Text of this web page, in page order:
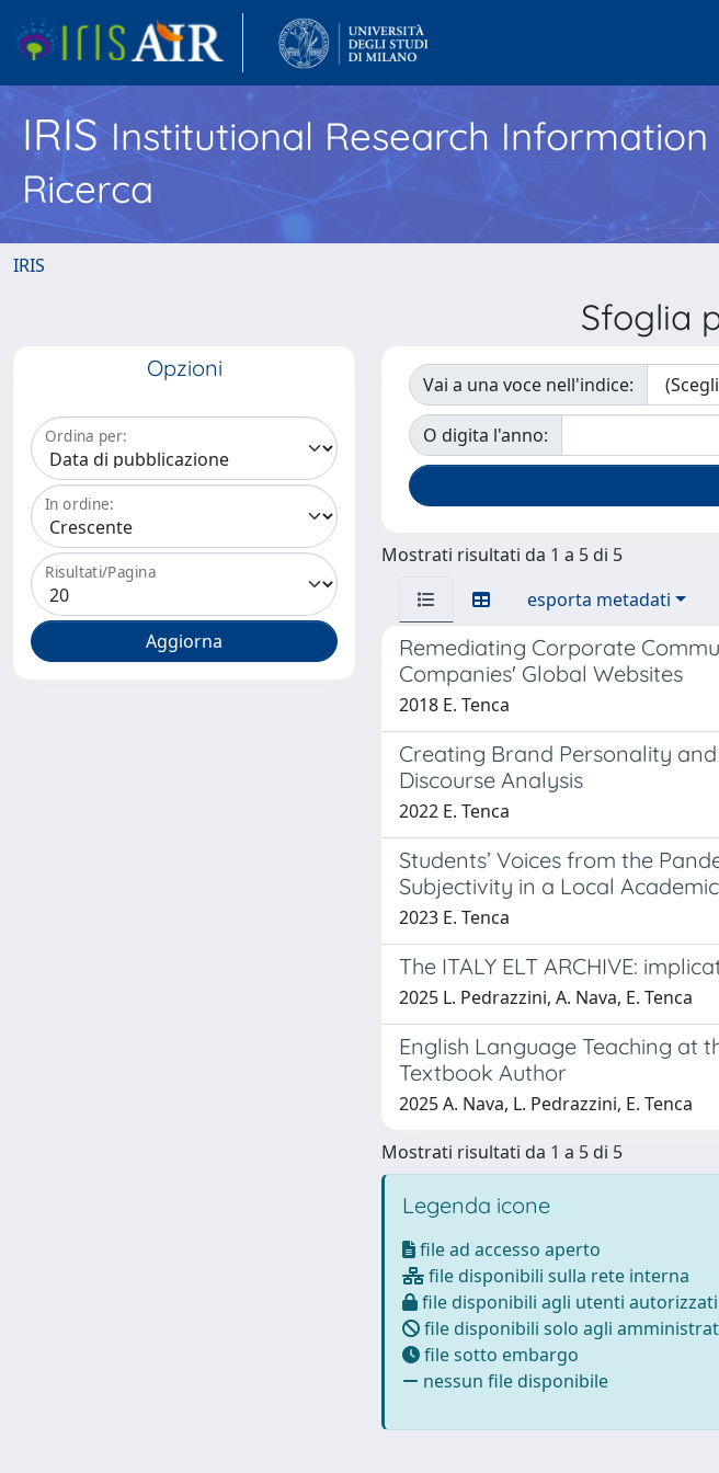
IRISInstitutional Research Information
Ricerca
IRIS
Sfoglia
Opzioni
Ordina per:
In ordine:
Risultati/Pagina
Vai a una voce nell'indice:
O digita l'anno:
Mostrati risultati da 1 a 5 di 5
esporta metadati
Remediating Corporate
Companies' Global Websites
2018 E. Tenca
Creating Brand Personality
Discourse Analysis
2022 E. Tenca
Students’ Voices from the
Subjectivity in a Local
2023 E. Tenca
The ITALY ELT ARCHIVE:
2025 L. Pedrazzini, A. Nava, E. Tenca
English Language Teaching at
Textbook Author
2025 A. Nava, L. Pedrazzini, E. Tenca
Mostrati risultati da 1 a 5 di 5
Legenda icone
file ad accesso aperto
file disponibili sulla rete interna
file disponibili agli utenti autorizzati
file disponibili solo agli
file sotto embargo
nessun file disponibile